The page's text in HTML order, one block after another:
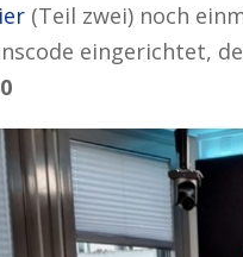
(Teil zwei) noch
eingerichtet,